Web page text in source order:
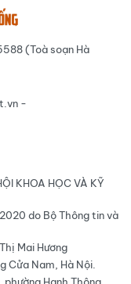
(Toà soạn Hà
-
KHOA HỌC VÀ KỸ
do Bộ Thông tin và
Mai Hương
Cửa Nam, Hà Nội.